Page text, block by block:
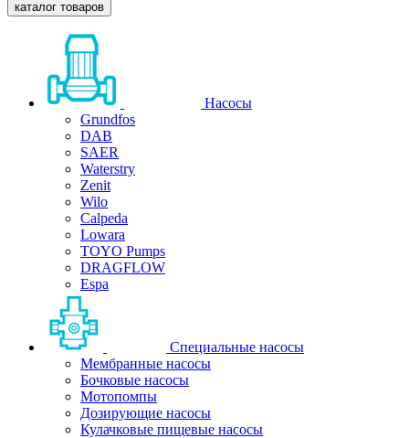
каталог товаров
Насосы
Grundfos
DAB
SAER
Waterstry
Zenit
Wilo
Calpeda
Lowara
TOYO Pumps
DRAGFLOW
Espa
Специальные насосы
Мембранные насосы
Бочковые насосы
Мотопомпы
Дозирующие насосы
Кулачковые пищевые насосы